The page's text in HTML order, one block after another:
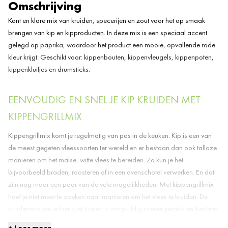
0,5
gram
Eiwitten
5,2
gram
Zout
gram
Omschrijving
Kant en klare mix van kruiden, specerijen en zout voor het op smaak
brengen van kip en kipproducten. In deze mix is een speciaal accent
gelegd op paprika, waardoor het product een mooie, opvallende rode
kleur krijgt. Geschikt voor: kippenbouten, kippenvleugels, kippenpoten,
kippenkluifjes en drumsticks.
EENVOUDIG EN SNEL JE KIP KRUIDEN MET
KIPPENGRILLMIX
Kippengrillmix komt je regelmatig van pas in de keuken. Kip is een van
de meest gegeten vleessoorten ter wereld en er bestaan dan ook talloze
manieren om het malse, witte vlees te bereiden. Zo kun je het
bijvoorbeeld braden, roosteren of in een ovenschotel verwerken. En dat
zijn nog maar een paar van de vele mogelijkheden. Met kippengrillmix
hoef je niet meer te zoeken naar manieren om het vlees te kruiden. De